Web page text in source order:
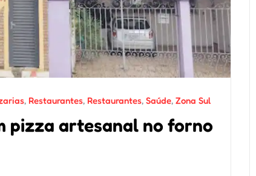
, Restaurantes, Restaurantes, Saúde, Zona Sul
pizza artesanal no forno